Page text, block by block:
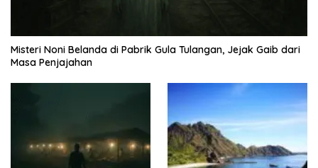
Misteri Noni Belanda di Pabrik Gula Tulangan, Jejak Gaib dari
Masa Penjajahan